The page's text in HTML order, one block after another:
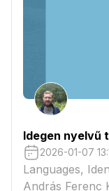
Idegen nyelvű
2026-01-07
Languages,
András Ferenc